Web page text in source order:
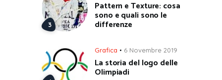
Pattern e Texture: cosa
sono e quali sono le
differenze
Grafica 6 Novembre 2019
La storia del logo delle
Olimpiadi